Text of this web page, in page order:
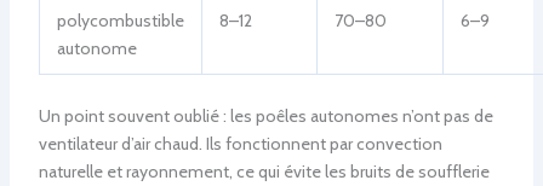
polycombustible
autonome
8–12 70–80 6–9
Un point souvent oublié : les poêles autonomes n’ont pas de
ventilateur d’air chaud. Ils fonctionnent par convection
naturelle et rayonnement, ce qui évite les bruits de soufflerie